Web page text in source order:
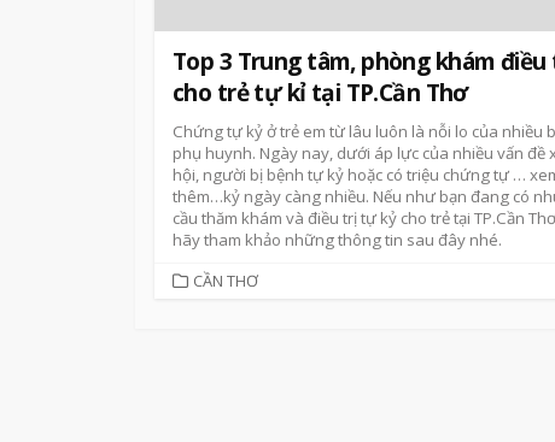
Top 3 Trung tâm, phòng khám
cho trẻ tự kỉ tại TP.Cần Thơ
Chứng tự kỷ ở trẻ em từ lâu luôn là nỗi lo của nhiều
phụ huynh. Ngày nay, dưới áp lực của nhiều vấn đề
hội, người bị bệnh tự kỷ hoặc có triệu chứng tự …
thêm…kỷ ngày càng nhiều. Nếu như bạn đang có
cầu thăm khám và điều trị tự kỷ cho trẻ tại TP.Cần
hãy tham khảo những thông tin sau đây nhé.
CATEGORIES
CẦN THƠ